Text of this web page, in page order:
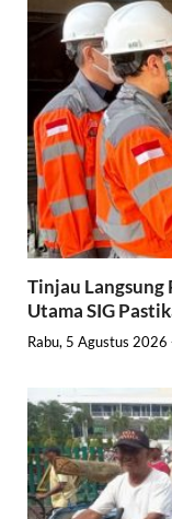
Tinjau Langsung
Utama SIG
Rabu, 5 Agustus